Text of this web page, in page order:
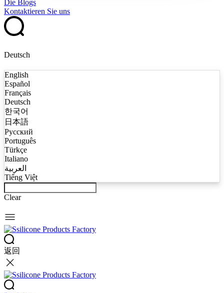
Die Blogs
Kontaktieren Sie uns
Deutsch
English
Español
Français
Deutsch
한국어
日本語
Русский
Português
Türkçe
Italiano
العربية
Tiếng Việt
Clear
返回